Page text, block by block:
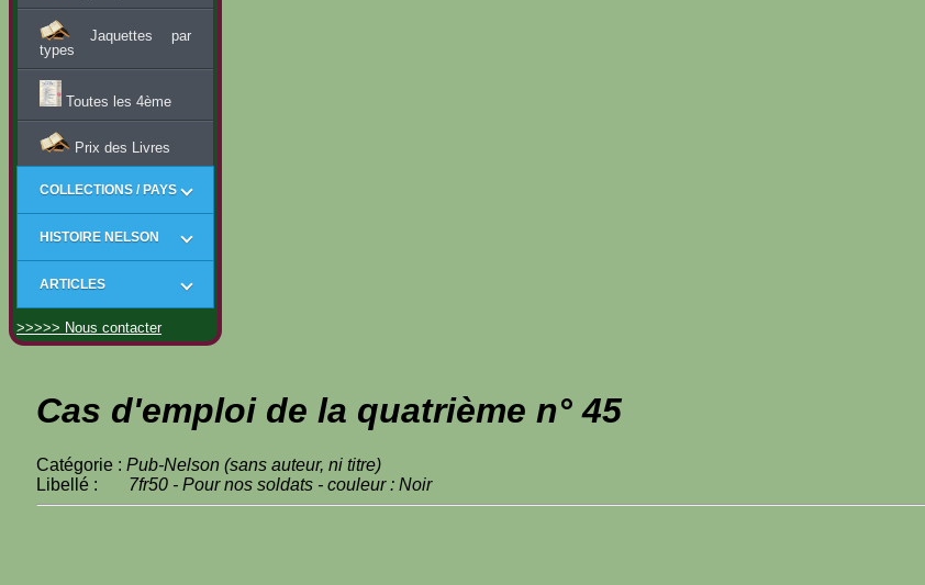
Jaquettes par
types
Toutes les 4ème
Prix des Livres
COLLECTIONS / PAYS
HISTOIRE NELSON
ARTICLES
>>>>> Nous contacter
Cas d'emploi de la quatrième n° 45
Catégorie : Pub-Nelson (sans auteur, ni titre)
Libellé :
7fr50 - Pour nos soldats - couleur : Noir